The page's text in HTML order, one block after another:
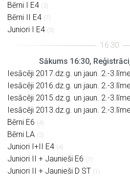
Bērni I E4 (3)
Bērni II E4 (7)
Juniori I E4 (3)
Sākums 16:30,
Iesācēji 2017.dz.g. un jaun. 2.-
Iesācēji 2016.dz.g. un jaun. 2.-
Iesācēji 2015.dz.g. un jaun. 2.-
Iesācēji 2013.dz.g. un jaun. 2.-
Bērni E6 (4)
Bērni LA (2)
Juniori I+II E4 (4)
Juniori II + Jaunieši E6 (1)
Juniori II + Jaunieši D ST (1)